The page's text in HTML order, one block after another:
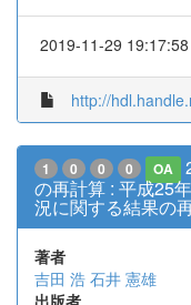
2019-11-29 19:17:58
http://
1 0 0 0 OA
の再計算 : 平成25
況に関する結果の
著者
吉田 浩 石井 憲雄
出版者